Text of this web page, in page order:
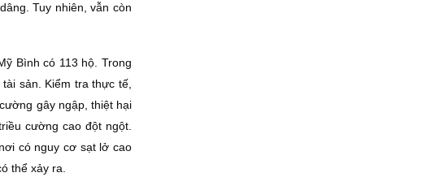
Tuy nhiên, vẫn còn
Bình có 113 hộ. Trong
sản. Kiểm tra thực tế,
gây ngập, thiệt hại
cường cao đột ngột.
có nguy cơ sạt lở cao
thể xảy ra.